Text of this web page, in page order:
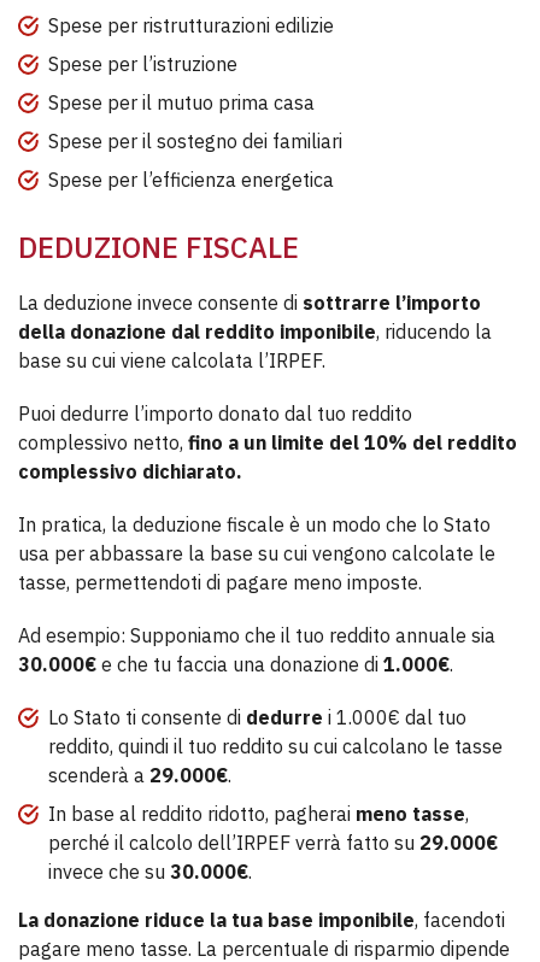
Spese per ristrutturazioni edilizie
Spese per l’istruzione
Spese per il mutuo prima casa
Spese per il sostegno dei familiari
Spese per l’efficienza energetica
DEDUZIONE FISCALE
La deduzione invece consente di sottrarre l’importo
della donazione dal reddito imponibile, riducendo la
base su cui viene calcolata l’IRPEF.
Puoi dedurre l’importo donato dal tuo reddito
complessivo netto, fino a un limite del 10% del reddito
complessivo dichiarato.
In pratica, la deduzione fiscale è un modo che lo Stato
usa per abbassare la base su cui vengono calcolate le
tasse, permettendoti di pagare meno imposte.
Ad esempio: Supponiamo che il tuo reddito annuale sia
30.000€ e che tu faccia una donazione di 1.000€.
Lo Stato ti consente di dedurre i 1.000€ dal tuo
reddito, quindi il tuo reddito su cui calcolano le tasse
scenderà a 29.000€.
In base al reddito ridotto, pagherai meno tasse,
perché il calcolo dell’IRPEF verrà fatto su 29.000€
invece che su 30.000€.
La donazione riduce la tua base imponibile, facendoti
pagare meno tasse. La percentuale di risparmio dipende